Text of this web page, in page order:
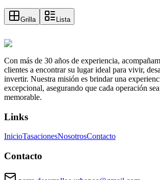
Grilla Lista
Con más de 30 años de experiencia,
clientes a encontrar su lugar ideal para vivir,
invertir. Nuestra misión es brindar una
excepcional, asegurando que cada operación
memorable.
Links
InicioTasacionesNosotrosContacto
Contacto